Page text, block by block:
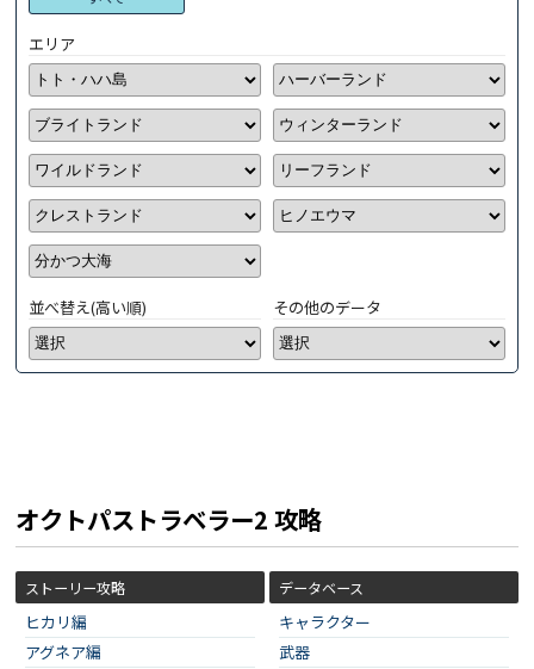
エリア
並べ替え(高い順) その他のデータ
オクトパストラベラー2 攻略
ストーリー攻略
ヒカリ編
アグネア編
データベース
キャラクター
武器